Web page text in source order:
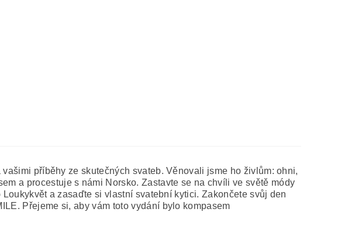
příběhy ze skutečných svateb. Věnovali jsme ho živlům: ohni,
a procestuje s námi Norsko. Zastavte se na chvíli ve světě módy
a zasaďte si vlastní svatební kytici. Zakončete svůj den
Přejeme si, aby vám toto vydání bylo kompasem